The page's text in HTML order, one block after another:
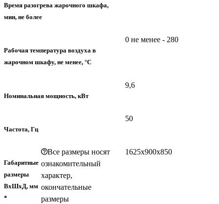
Время разогрева жарочного шкафа,
мин, не более
Рабочая температура воздуха в
жарочном шкафу, не менее, °C
0 не менее - 280
Номинальная мощность, кВт
9,6
Частота, Гц
50
Габаритные
размеры
ВхШхД, мм
*
Все размеры носят
ознакомительный
характер,
окончательные
размеры
1625х900х850